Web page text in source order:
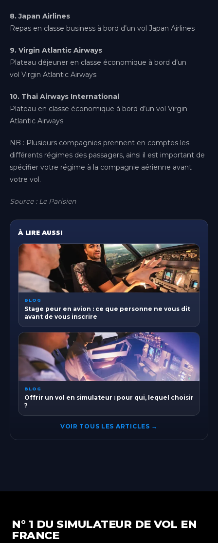
Île-de-France
Nouvelle-Aquitaine
Rennes
Bretagne
Toulouse
Occitanie
8. Japan Airlines
Repas en classe business à bord d’un vol Japan Airlines
9. Virgin Atlantic Airways
Plateau déjeuner en classe économique à bord d’un
vol Virgin Atlantic Airways
10. Thai Airways International
Plateau en classe économique à bord d’un vol Virgin
Atlantic Airways
NB : Plusieurs compagnies prennent en comptes les
différents régimes des passagers, ainsi il est important de
spécifier votre régime à la compagnie aérienne avant
votre vol.
Source : Le Parisien
À LIRE AUSSI
BLOG
Stage peur en avion : ce que personne ne vous dit
avant de vous inscrire
BLOG
Offrir un vol en simulateur : pour qui, lequel choisir
?
VOIR TOUS LES ARTICLES →
N° 1 DU SIMULATEUR DE VOL EN
FRANCE